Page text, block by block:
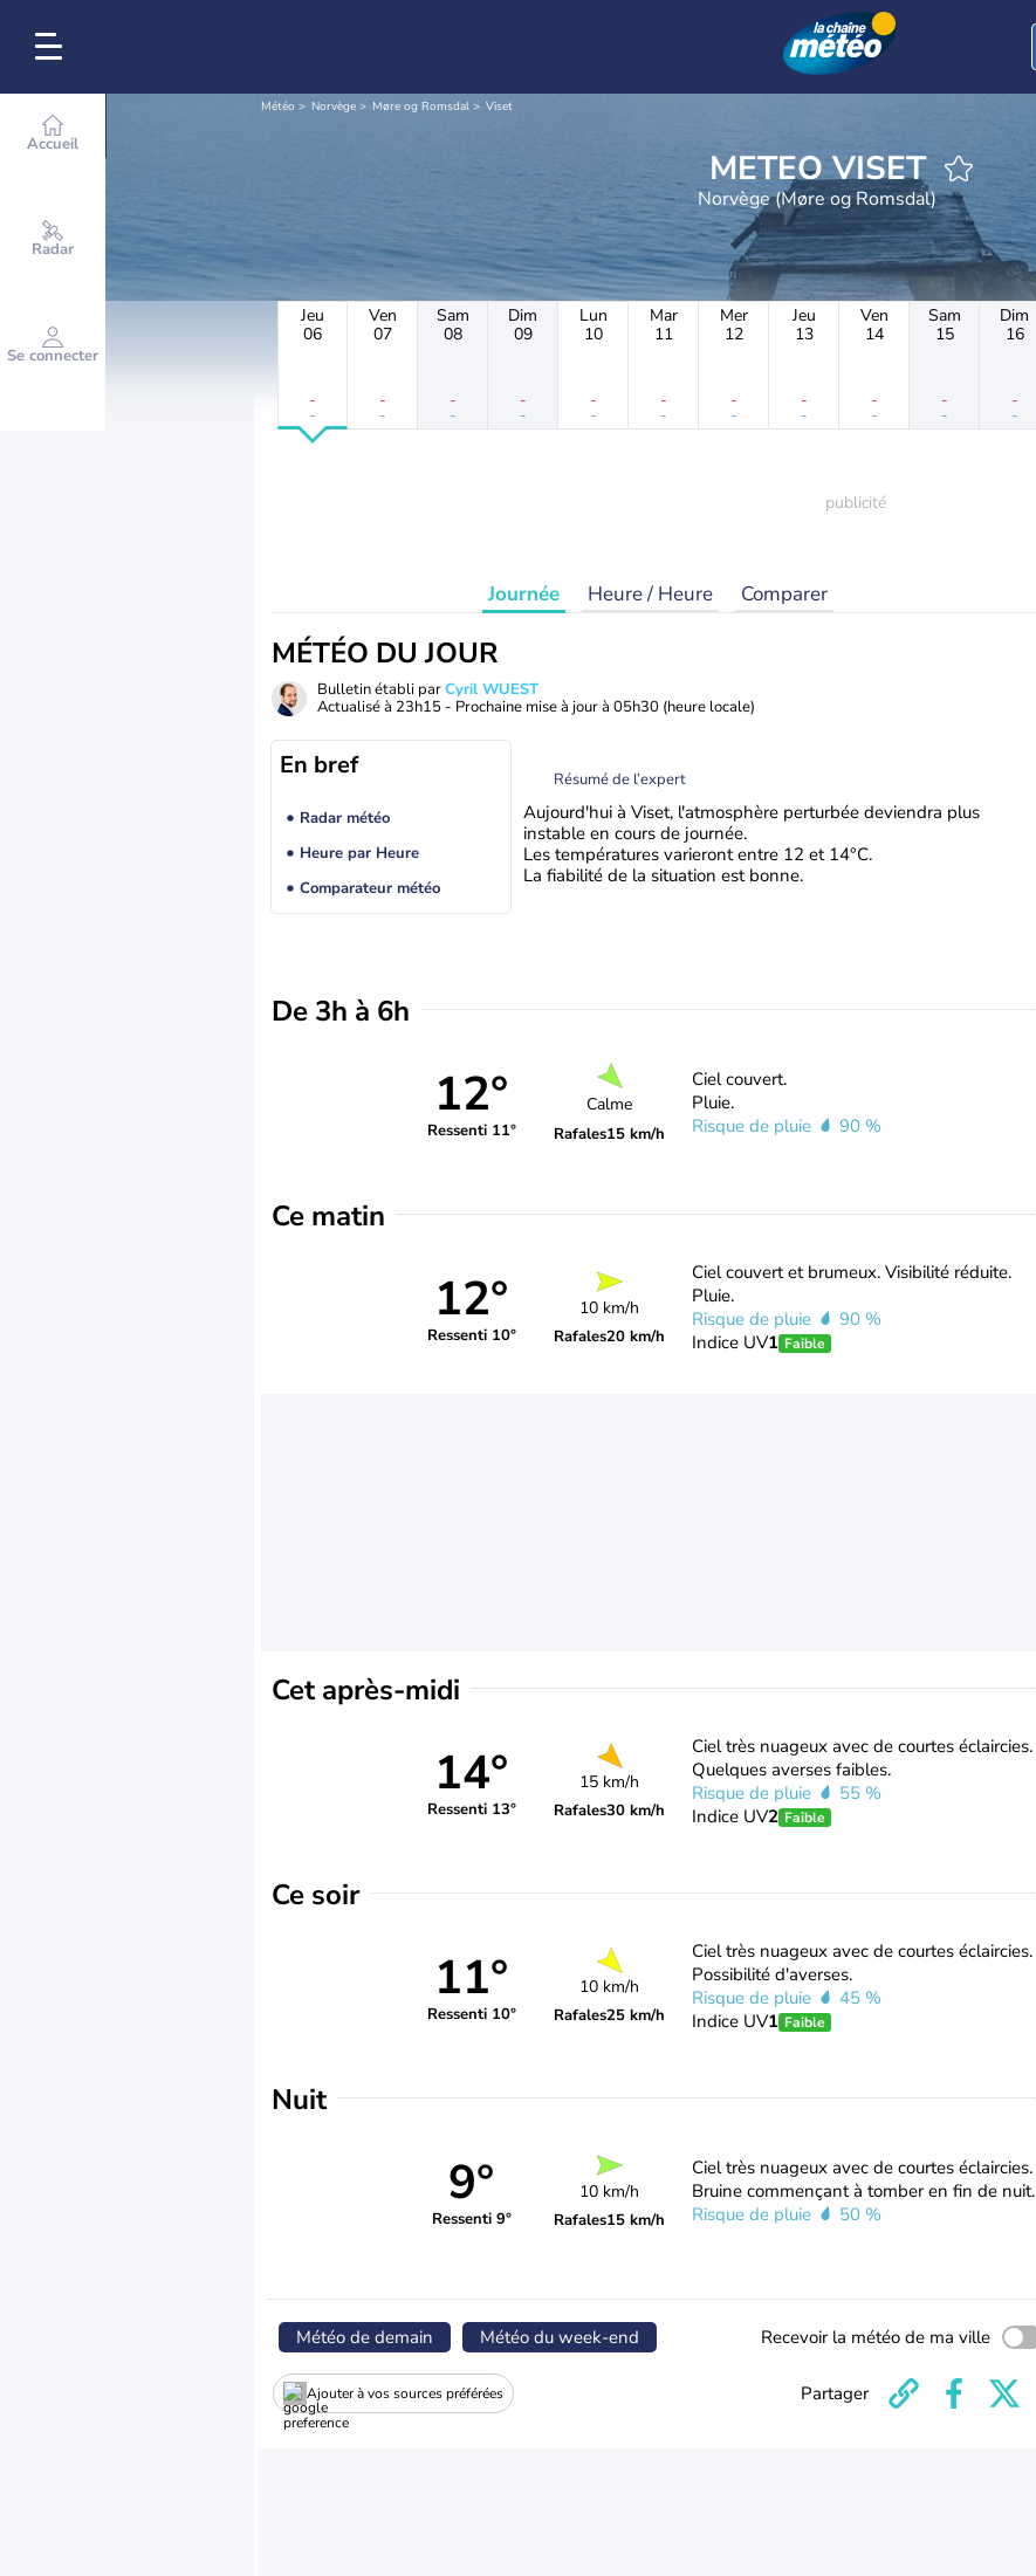
Accueil
Radar
Se connecter
Météo Norvège Møre og Romsdal Viset
METEO VISET
Norvège (Møre og Romsdal)
Jeu
06
-
-
Ven
07
-
-
Sam
08
-
-
Dim
09
-
-
Lun
10
-
-
Mar
11
-
-
Mer
12
-
-
Jeu
13
-
-
Ven
14
-
-
Sam
15
-
-
Dim
16
-
-
Journée Heure / Heure Comparer
MÉTÉO DU JOUR
Bulletin établi parCyril WUEST
Actualisé à 23h15 - Prochaine mise à jour à 05h30 (heure locale)
En bref
Radar météo
Heure par Heure
Comparateur météo
Résumé de l’expert
Aujourd'hui à Viset, l'atmosphère perturbée deviendra plus
instable en cours de journée.
Les températures varieront entre 12 et 14°C.
La fiabilité de la situation est bonne.
De 3h à 6h
12°
Ressenti 11°
Calme
Rafales15 km/h
Ciel couvert.
Pluie.
Risque de pluie
90 %
Ce matin
12°
Ressenti 10°
10 km/h
Rafales20 km/h
Ciel couvert et brumeux. Visibilité réduite.
Pluie.
Risque de pluie
90 %
Indice UV1 Faible
Cet après-midi
14°
Ressenti 13°
15 km/h
Rafales30 km/h
Ciel très nuageux avec de courtes éclaircies.
Quelques averses faibles.
Risque de pluie
55 %
Indice UV2 Faible
Ce soir
11°
Ressenti 10°
10 km/h
Rafales25 km/h
Ciel très nuageux avec de courtes éclaircies.
Possibilité d'averses.
Risque de pluie
45 %
Indice UV1 Faible
Nuit
9°
Ressenti 9°
10 km/h
Rafales15 km/h
Ciel très nuageux avec de courtes éclaircies.
Bruine commençant à tomber en fin de nuit.
Risque de pluie
50 %
Météo de demain Météo du week-end Recevoir la météo de ma ville
Ajouter à vos sources préférées Partager